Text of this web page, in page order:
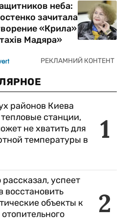
неба:
зачитала
«Крила»
Мадяра»
1
районов Киева
тепловые станции,
не хватить для
температуры в
2
успеет
восстановить
объекты к